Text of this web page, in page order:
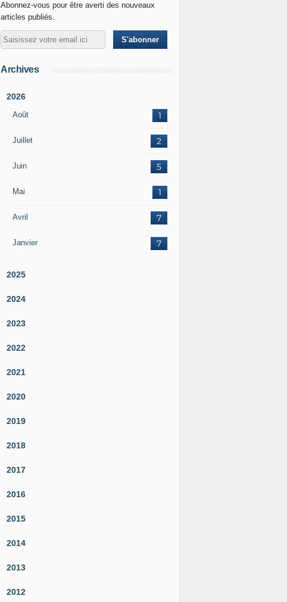
Abonnez-vous pour être averti des nouveaux
articles publiés.
Archives
2026
Août 1
Juillet 2
Juin 5
Mai 1
Avril 7
Janvier 7
2025
2024
2023
2022
2021
2020
2019
2018
2017
2016
2015
2014
2013
2012